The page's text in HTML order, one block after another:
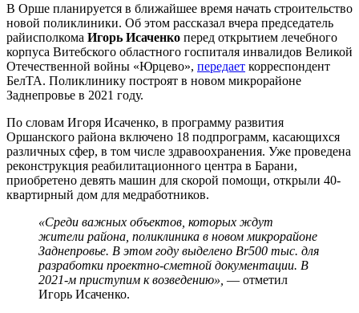
В Орше планируется в ближайшее время начать строительство
новой поликлиники. Об этом рассказал вчера председатель
райисполкома Игорь Исаченко перед открытием лечебного
корпуса Витебского областного госпиталя инвалидов Великой
Отечественной войны «Юрцево», передает корреспондент
БелТА. Поликлинику построят в новом микрорайоне
Заднепровье в 2021 году.
По словам Игоря Исаченко, в программу развития
Оршанского района включено 18 подпрограмм, касающихся
различных сфер, в том числе здравоохранения. Уже проведена
реконструкция реабилитационного центра в Барани,
приобретено девять машин для скорой помощи, открыли 40-
квартирный дом для медработников.
«Среди важных объектов, которых ждут
жители района, поликлиника в новом микрорайоне
Заднепровье. В этом году выделено Br500 тыс. для
разработки проектно-сметной документации. В
2021-м приступим к возведению», — отметил
Игорь Исаченко.